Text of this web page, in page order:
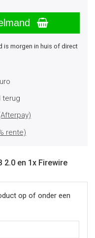
is morgen in huis of direct
terug
rente)
2.0 en 1x Firewire
op of onder een